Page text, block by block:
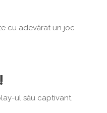
cu adevărat un joc
ul său captivant.